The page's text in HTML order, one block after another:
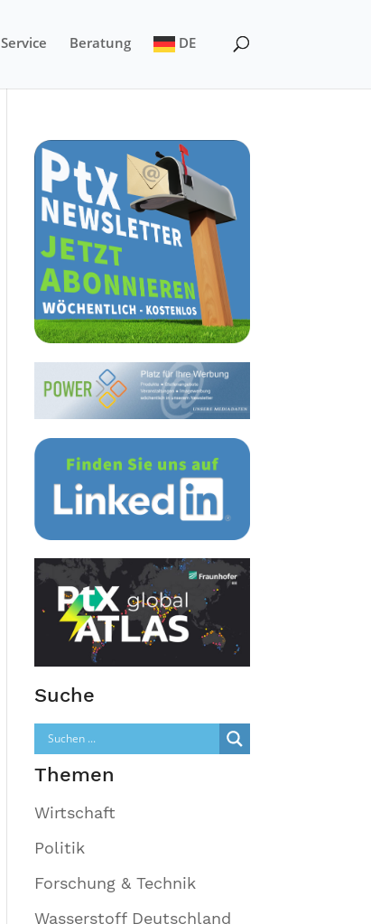
Service Beratung DE
Suche
Themen
Wirtschaft
Politik
Forschung & Technik
Wasserstoff Deutschland